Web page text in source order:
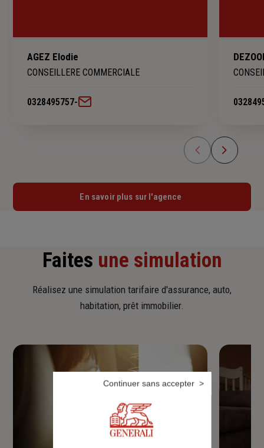
AGEZ Elodie
CONSEILLERE COMMERCIALE
0328495757-
En savoir plus sur l'agence
Faites une simulation
Réalisez une simulation tarifaire d'assurance, auto,
habitation, prêt immobilier.
Continuer sans accepter